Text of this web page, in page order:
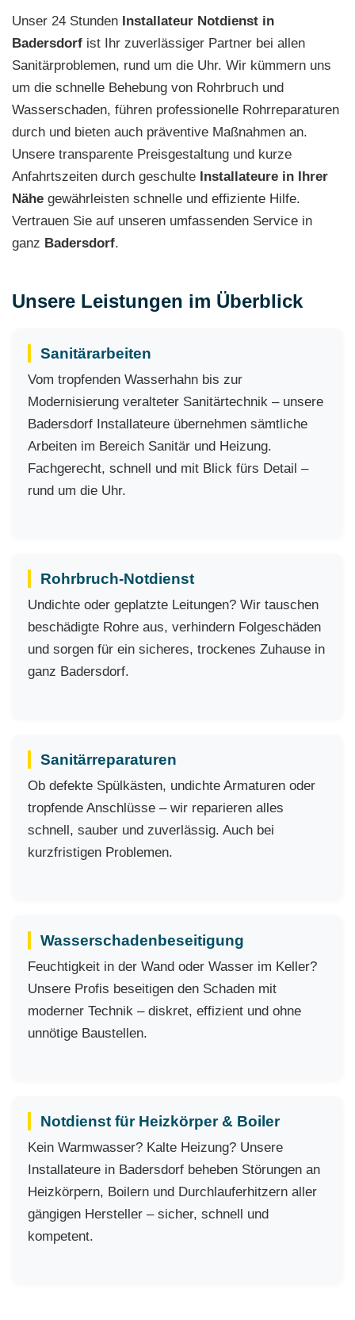
Unser 24 Stunden Installateur Notdienst in
Badersdorf ist Ihr zuverlässiger Partner bei allen
Sanitärproblemen, rund um die Uhr. Wir kümmern uns
um die schnelle Behebung von Rohrbruch und
Wasserschaden, führen professionelle Rohrreparaturen
durch und bieten auch präventive Maßnahmen an.
Unsere transparente Preisgestaltung und kurze
Anfahrtszeiten durch geschulte Installateure in Ihrer
Nähe gewährleisten schnelle und effiziente Hilfe.
Vertrauen Sie auf unseren umfassenden Service in
ganz Badersdorf.
Unsere Leistungen im Überblick
Sanitärarbeiten
Vom tropfenden Wasserhahn bis zur
Modernisierung veralteter Sanitärtechnik – unsere
Badersdorf Installateure übernehmen sämtliche
Arbeiten im Bereich Sanitär und Heizung.
Fachgerecht, schnell und mit Blick fürs Detail –
rund um die Uhr.
Rohrbruch-Notdienst
Undichte oder geplatzte Leitungen? Wir tauschen
beschädigte Rohre aus, verhindern Folgeschäden
und sorgen für ein sicheres, trockenes Zuhause in
ganz Badersdorf.
Sanitärreparaturen
Ob defekte Spülkästen, undichte Armaturen oder
tropfende Anschlüsse – wir reparieren alles
schnell, sauber und zuverlässig. Auch bei
kurzfristigen Problemen.
Wasserschadenbeseitigung
Feuchtigkeit in der Wand oder Wasser im Keller?
Unsere Profis beseitigen den Schaden mit
moderner Technik – diskret, effizient und ohne
unnötige Baustellen.
Notdienst für Heizkörper & Boiler
Kein Warmwasser? Kalte Heizung? Unsere
Installateure in Badersdorf beheben Störungen an
Heizkörpern, Boilern und Durchlauferhitzern aller
gängigen Hersteller – sicher, schnell und
kompetent.